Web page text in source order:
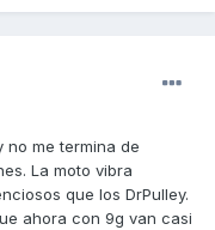
no me termina de
La moto vibra
que los DrPulley.
ahora con 9g van casi